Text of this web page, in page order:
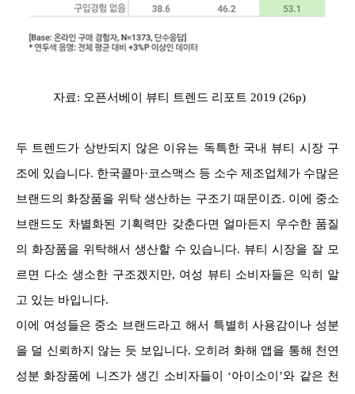
자료: 오픈서베이 뷰티 트렌드 리포트 2019 (26p)
두 트렌드가 상반되지 않은 이유는 독특한 국내 뷰티 시장 구
조에 있습니다. 한국콜마·코스맥스 등 소수 제조업체가 수많은
브랜드의 화장품을 위탁 생산하는 구조기 때문이죠. 이에 중소
브랜드도 차별화된 기획력만 갖춘다면 얼마든지 우수한 품질
의 화장품을 위탁해서 생산할 수 있습니다. 뷰티 시장을 잘 모
르면 다소 생소한 구조겠지만, 여성 뷰티 소비자들은 익히 알
고 있는 바입니다.
이에 여성들은 중소 브랜드라고 해서 특별히 사용감이나 성분
을 덜 신뢰하지 않는 듯 보입니다. 오히려 화해 앱을 통해 천연
성분 화장품에 니즈가 생긴 소비자들이 ‘아이소이’와 같은 천